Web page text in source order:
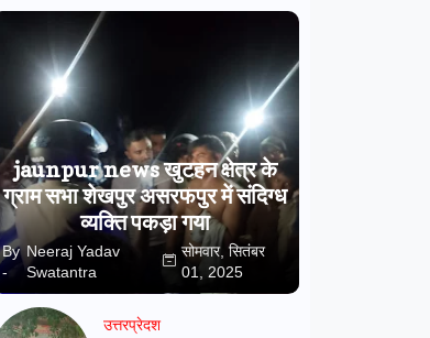
jaunpur news खुटहन क्षेत्र के
ग्राम सभा शेखपुर असरफपुर में संदिग्ध
व्यक्ति पकड़ा गया
By
-
Neeraj Yadav
Swatantra
सोमवार, सितंबर
01, 2025
उत्तरप्रेदश